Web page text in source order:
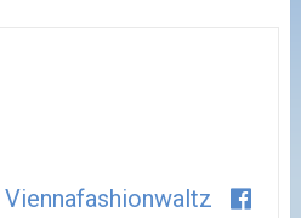
Viennafashionwaltz